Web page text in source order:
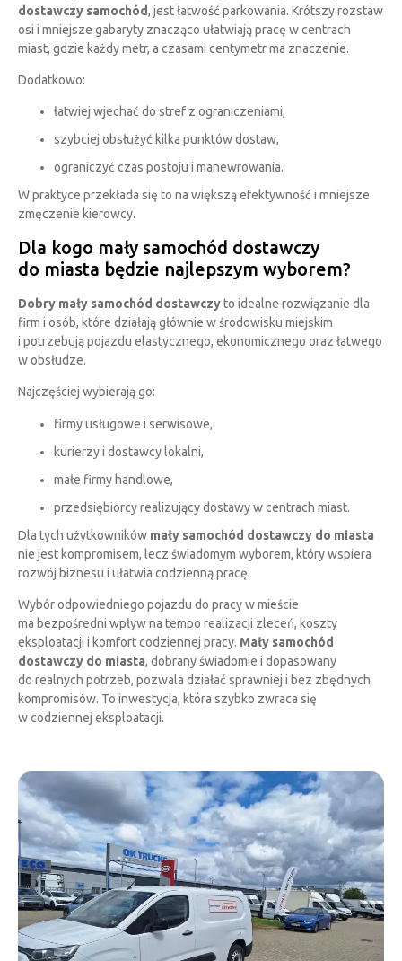
dostawczy samochód, jest łatwość parkowania. Krótszy rozstaw
osi i mniejsze gabaryty znacząco ułatwiają pracę w centrach
miast, gdzie każdy metr, a czasami centymetr ma znaczenie.
Dodatkowo:
łatwiej wjechać do stref z ograniczeniami,
szybciej obsłużyć kilka punktów dostaw,
ograniczyć czas postoju i manewrowania.
W praktyce przekłada się to na większą efektywność i mniejsze
zmęczenie kierowcy.
Dla kogo mały samochód dostawczy
do miasta będzie najlepszym wyborem?
Dobry mały samochód dostawczyto idealne rozwiązanie dla
firm i osób, które działają głównie w środowisku miejskim
i potrzebują pojazdu elastycznego, ekonomicznego oraz łatwego
w obsłudze.
Najczęściej wybierają go:
firmy usługowe i serwisowe,
kurierzy i dostawcy lokalni,
małe firmy handlowe,
przedsiębiorcy realizujący dostawy w centrach miast.
Dla tych użytkowników mały samochód dostawczy do miasta
nie jest kompromisem, lecz świadomym wyborem, który wspiera
rozwój biznesu i ułatwia codzienną pracę.
Wybór odpowiedniego pojazdu do pracy w mieście
ma bezpośredni wpływ na tempo realizacji zleceń, koszty
eksploatacji i komfort codziennej pracy. Mały samochód
dostawczy do miasta, dobrany świadomie i dopasowany
do realnych potrzeb, pozwala działać sprawniej i bez zbędnych
kompromisów. To inwestycja, która szybko zwraca się
w codziennej eksploatacji.